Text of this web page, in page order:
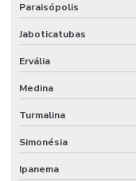
Paraisópolis
Jaboticatubas
Ervália
Medina
Turmalina
Simonésia
Ipanema